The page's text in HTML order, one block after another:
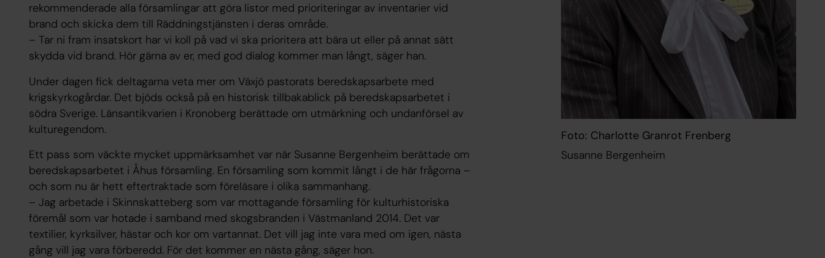
rekommenderade alla församlingar att göra listor med prioriteringar av inventarier vid
brand och skicka dem till Räddningstjänsten i deras område.
– Tar ni fram insatskort har vi koll på vad vi ska prioritera att bära ut eller på annat sätt
skydda vid brand. Hör gärna av er, med god dialog kommer man långt, säger han.
Under dagen fick deltagarna veta mer om Växjö pastorats beredskapsarbete med
krigskyrkogårdar. Det bjöds också på en historisk tillbakablick på beredskapsarbetet i
södra Sverige. Länsantikvarien i Kronoberg berättade om utmärkning och undanförsel av
kulturegendom.
Ett pass som väckte mycket uppmärksamhet var när Susanne Bergenheim berättade om
beredskapsarbetet i Åhus församling. En församling som kommit långt i de här frågorna –
och som nu är hett eftertraktade som föreläsare i olika sammanhang.
– Jag arbetade i Skinnskatteberg som var mottagande församling för kulturhistoriska
föremål som var hotade i samband med skogsbranden i Västmanland 2014. Det var
textilier, kyrksilver, hästar och kor om vartannat. Det vill jag inte vara med om igen, nästa
gång vill jag vara förberedd. För det kommer en nästa gång, säger hon.
Foto: Charlotte Granrot Frenberg
Susanne Bergenheim